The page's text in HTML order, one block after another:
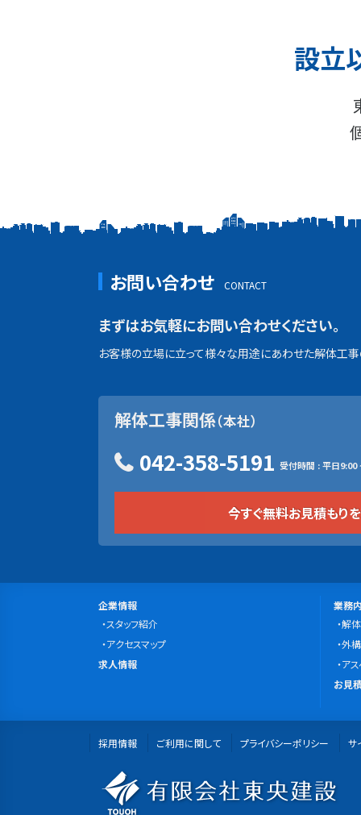
設立
お問い合わせ
まずはお気軽にお問い合わせください。
お客様の立場に立って様々な用途にあわせた解体工事
解体工事関係（本社）
042-358-5191 受付時間 : 平日9:00
今すぐ無料お見積もり
サ
イ
ト
会
社
案
内
企業情報
スタッフ紹介
アクセスマップ
求
報
求人情報
事
業
内
容
業務
解
外
ア
無
お
も
り・
お見
採用情報 ご利用に関して プライバシーポリシー サ